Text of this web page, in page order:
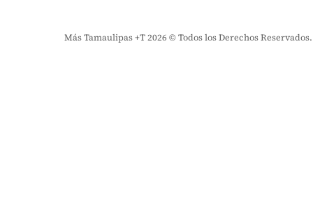
Más Tamaulipas +T 2026 © Todos los Derechos